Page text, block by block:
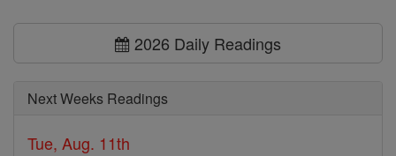
2026 Daily Readings
Next Weeks Readings
Tue, Aug. 11th